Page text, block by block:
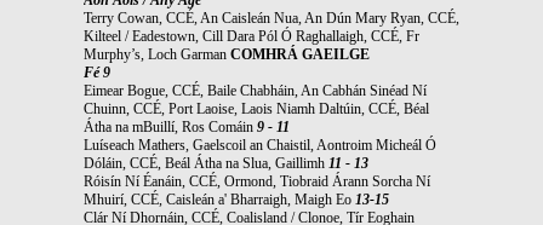
Terry Cowan, CCÉ, An Caisleán Nua, An Dún Mary Ryan, CCÉ,
Kilteel / Eadestown, Cill Dara Pól Ó Raghallaigh, CCÉ, Fr
Murphy’s, Loch Garman COMHRÁ GAEILGE
Fé 9
Eimear Bogue, CCÉ, Baile Chabháin, An Cabhán Sinéad Ní
Chuinn, CCÉ, Port Laoise, Laois Niamh Daltúin, CCÉ, Béal
Átha na mBuillí, Ros Comáin 9 - 11
Luíseach Mathers, Gaelscoil an Chaistil, Aontroim Micheál Ó
Dóláin, CCÉ, Beál Átha na Slua, Gaillimh 11 - 13
Róisín Ní Éanáin, CCÉ, Ormond, Tiobraid Árann Sorcha Ní
Mhuirí, CCÉ, Caisleán a' Bharraigh, Maigh Eo 13-15
Clár Ní Dhornáin, CCÉ, Coalisland / Clonoe, Tír Eoghain